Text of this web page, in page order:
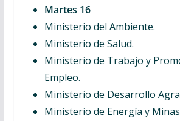
Martes 16
Ministerio del Ambiente.
Ministerio de Salud.
Ministerio de Trabajo y
Empleo.
Ministerio de Desarrollo
Ministerio de Energía y